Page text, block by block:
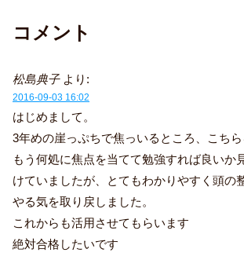
コメント
松島典子 より:
2016-09-03 16:02
はじめまして。
3年めの崖っぷちで焦っいるところ、こち
もう何処に焦点を当てて勉強すれば良いか
けていましたが、とてもわかりやすく頭の
やる気を取り戻しました。
これからも活用させてもらいます
絶対合格したいです